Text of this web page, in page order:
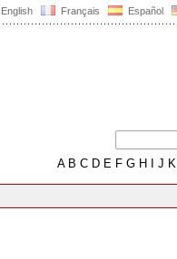
English Français Español
AB C D E F G H J K